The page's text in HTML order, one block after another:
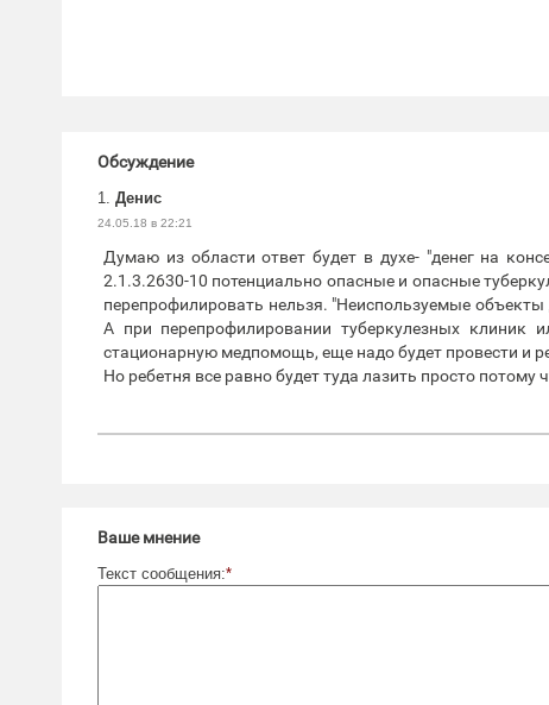
Обсуждение
1. Денис
24.05.18 в 22:21
Думаю из области ответ будет в духе- "денег на
2.1.3.2630-10 потенциально опасные и опасные
перепрофилировать нельзя. "Неиспользуемые
А при перепрофилировании туберкулезных
стационарную медпомощь, еще надо будет провести и
Но ребетня все равно будет туда лазить просто потому
Ваше мнение
Текст сообщения:*